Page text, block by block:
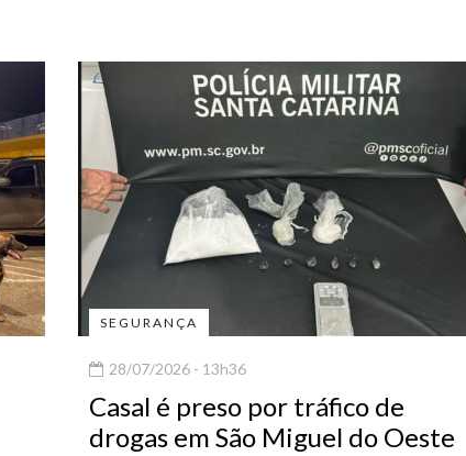
SEGURANÇA
28/07/2026 - 13h36
Casal é preso por tráfico de
drogas em São Miguel do Oeste